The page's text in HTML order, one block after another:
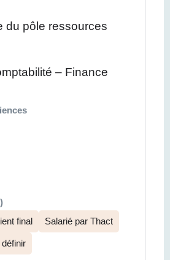
du pôle ressources
– Finance
final
Salarié par Thact